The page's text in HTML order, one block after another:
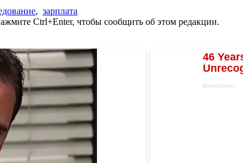
, зарплата
Ctrl+Enter, чтобы сообщить об этом редакции.